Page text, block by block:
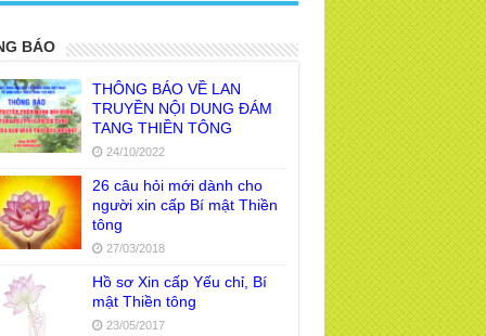
BÁO
THÔNG BÁO VỀ LAN
TRUYỀN NỘI DUNG ĐÁM
TANG THIỀN TÔNG
24/10/2022
26 câu hỏi mới dành cho
người xin cấp Bí mật Thiền
tông
27/03/2018
Hồ sơ Xin cấp Yếu chỉ, Bí
mật Thiền tông
23/05/2017